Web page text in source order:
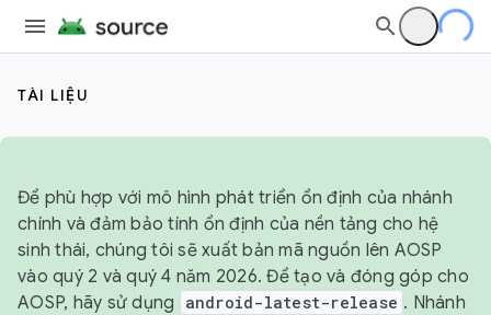
TÀI LIỆU
Để phù hợp với mô hình phát triển ổn định của nhánh
chính và đảm bảo tính ổn định của nền tảng cho hệ
sinh thái, chúng tôi sẽ xuất bản mã nguồn lên AOSP
vào quý 2 và quý 4 năm 2026. Để tạo và đóng góp cho
AOSP, hãy sử dụng
android-latest-release . Nhánh